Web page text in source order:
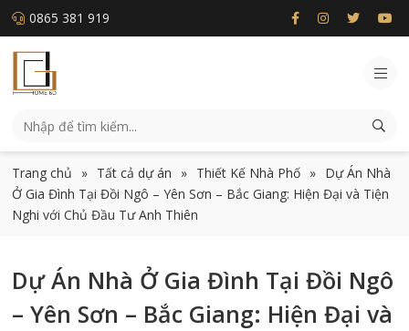
0865 381 919
Trang chủ » Tất cả dự án » Thiết Kế Nhà Phố » Dự Án Nhà
Ở Gia Đình Tại Đồi Ngô – Yên Sơn – Bắc Giang: Hiện Đại và Tiện
Nghi với Chủ Đầu Tư Anh Thiên
Dự Án Nhà Ở Gia Đình Tại Đồi Ngô
– Yên Sơn – Bắc Giang: Hiện Đại và